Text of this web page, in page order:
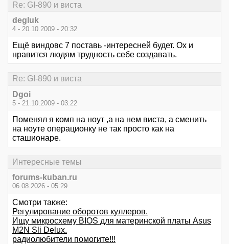
Re: GI-890 и виста
degluk
4 - 20.10.2009 - 20:32
Ещё виндовс 7 поставь -интересней будет. Ох и
нравится людям трудность себе создавать.
Re: GI-890 и виста
Dgoi
5 - 21.10.2009 - 03:22
Поменял я комп на ноут ,а на нем виста, а сменить
на ноуте операционку не так просто как на
сташионаре.
Интересные темы
forums-kuban.ru
06.08.2026 - 05:29
Смотри также:
Регулирование оборотов куллеров.
Ищу микросхему ВIОS для материнской платы Аsus
M2N Sli Delux.
радиолюбители помогите!!!